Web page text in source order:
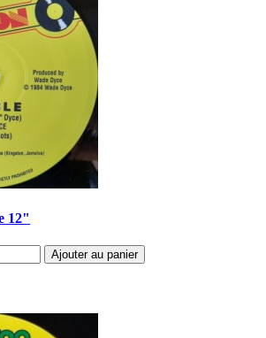
12"
Ajouter au panier